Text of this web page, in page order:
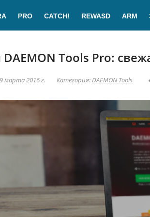
PRO CATCH! REWASD ARM
Tools Pro:
марта 2016 г. Категория:DAEMON Tools